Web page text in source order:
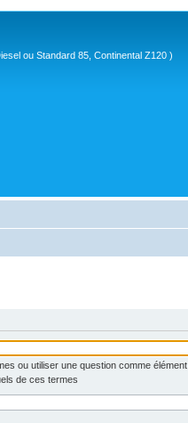
ou Standard 85, Continental Z120 )
ou utiliser une question comme élément
de ces termes